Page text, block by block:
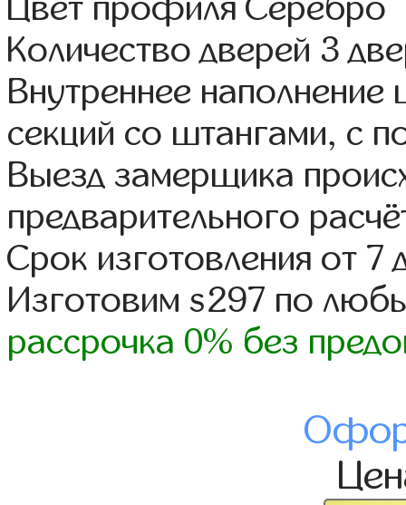
Цвет профиля Серебро
Количество дверей 3
Внутреннее
секций со штангами, с
Выезд замерщика
предварительного
Срок изготовления от 7
Изготовим s297 по
рассрочка 0% без